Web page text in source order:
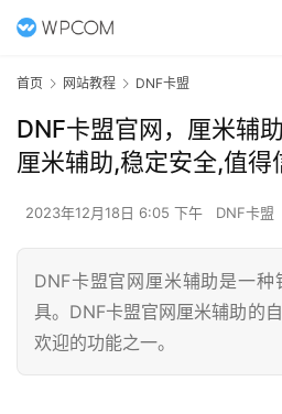
首页 网站教程 DNF卡盟
DNF卡盟官网，厘米辅
厘米辅助,稳定安全,值得
2023年12月18日 6:05 下午 DNF卡盟
DNF卡盟官网厘米辅助是一
具。DNF卡盟官网厘米辅助的
欢迎的功能之一。